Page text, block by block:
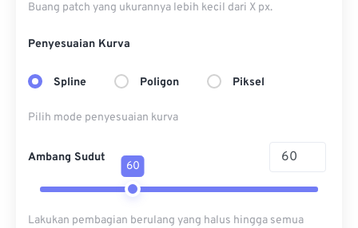
Buang patch yang ukurannya lebih kecil dari X px.
Penyesuaian Kurva
Spline Poligon Piksel
Pilih mode penyesuaian kurva
Ambang Sudut
60
Lakukan pembagian berulang yang halus hingga semua